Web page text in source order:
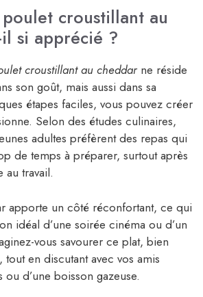
croustillant au
si apprécié ?
croustillant au cheddarne réside
son goût, mais aussi dans sa
étapes faciles, vous pouvez créer
Selon des études culinaires,
adultes préfèrent des repas qui
de temps à préparer, surtout après
au travail.
apporte un côté réconfortant, ce qui
idéal d’une soirée cinéma ou d’un
vous savourer ce plat, bien
en discutant avec vos amis
ou d’une boisson gazeuse.